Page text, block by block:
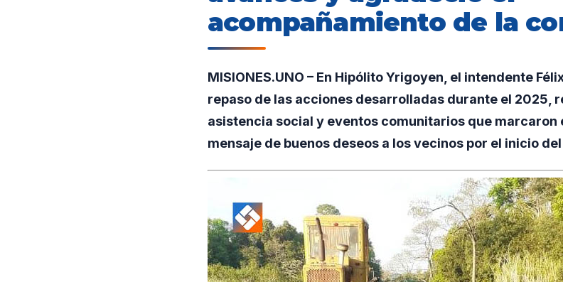
acompañamiento de la
MISIONES.UNO – En Hipólito Yrigoyen, el intendente
repaso de las acciones desarrolladas durante el 2025,
asistencia social y eventos comunitarios que marcaron
mensaje de buenos deseos a los vecinos por el inicio